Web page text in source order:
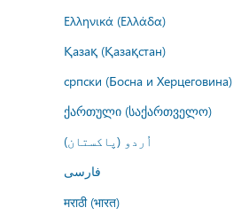
Ελληνικά (Ελλάδα)
Қазақ (Қазақстан)
српски (Босна и Херцеговина)
ქართული (საქართველო)
اُردو (پاکستان)
فارسى
मराठी (भारत)